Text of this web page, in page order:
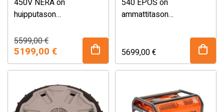
450V NERA on
huipputason
suurille jopa 7 500 m²
pihoille. Kaapeliton
asennus,
tekoälypohjainen
esteentunnistus ja
satelliittinavigointi
5599,00€
Alkuperäinen
hinta
5599,00 €.
5199,00 €
Nykyinen
hinta
5199,00 €.
540 EPOS on
ammattitason
pienten kaupallisten
nurmialueiden hoitoon.
Rajakaapeliton EPOS-
teknologia, tarkka
leikkuujälki ja jopa 50 %
rinteiden hallinta takaavat
5699,00€